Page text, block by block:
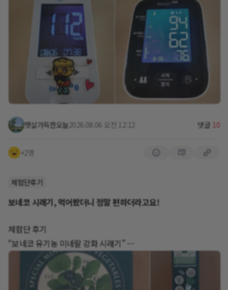
선풍기 두 대를 틀고 취침
더워서 더워서 계속 깼어요
마치 시골집 아궁이 근처에 있는 느낌
시원한 곳에서 휴가를 보내고 온 옆지기는
다시 일본 중앙알프스로 돌아가고 싶다고
공항에서 나와 처음 맞는 한국 공기가
동남아에 도착 한 줄 알았다고
너무 덥게 느껴졌다고 합니다
다시 돌아가?
오늘의공복 112
알레르기, 지루성 피부염이라고 합니다
지난번에 생겼던 대상포진도 대상포진이
아니였다고 그러네요
피부과에서 처방받은 약은
항히스타민 성분이라 가려움은 감소했지만
(스테로이드성분도 있구요)
햇살가득한오늘2026.08.06 오전 12:12 댓글 10
+2명
체험단후기
보네코 시래기, 먹어봤더니 정말 편하더라고요!
체험단 후기
“보네코 유기농 미네랄 강화 시래기”
07월 30일 14:00경
보네코 유기농 미네랄 강화 시래기 택배도착